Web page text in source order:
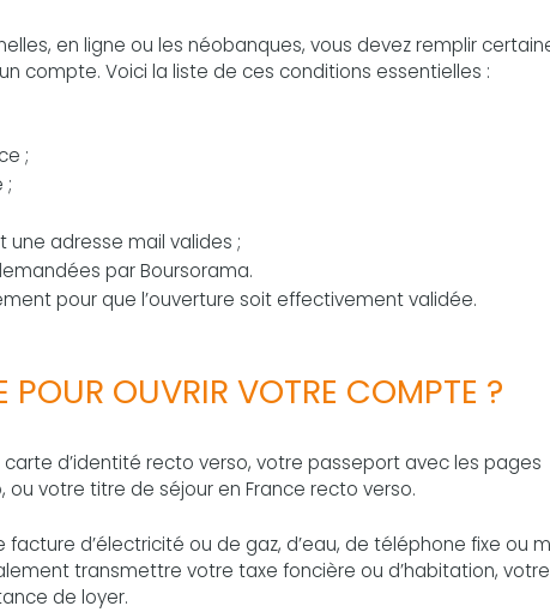
en ligne ou les néobanques, vous devez remplir
compte. Voici la liste de ces conditions essentielles :
;
;
adresse mail valides ;
par Boursorama.
pour que l’ouverture soit effectivement validée.
POUR OUVRIR VOTRE COMPTE ?
d’identité recto verso, votre passeport avec les pages
votre titre de séjour en France recto verso.
facture d’électricité ou de gaz, d’eau, de téléphone fixe ou
transmettre votre taxe foncière ou d’habitation, votre
de loyer.